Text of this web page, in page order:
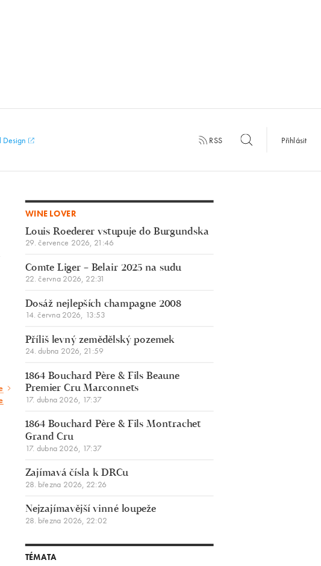
Design RSS Přihlásit
WINE LOVER
Louis Roederer vstupuje do Burgundska
29. července 2026, 21:46
Comte Liger – Belair 2025 na sudu
22. června 2026, 22:31
Dosáž nejlepších champagne 2008
14. června 2026, 13:53
Příliš levný zemědělský pozemek
24. dubna 2026, 21:59
1864 Bouchard Père & Fils Beaune
Premier Cru Marconnets
17. dubna 2026, 17:37
1864 Bouchard Père & Fils Montrachet
Grand Cru
17. dubna 2026, 17:37
Zajímavá čísla k DRCu
28. března 2026, 22:26
Nejzajímavější vinné loupeže
28. března 2026, 22:02
TÉMATA